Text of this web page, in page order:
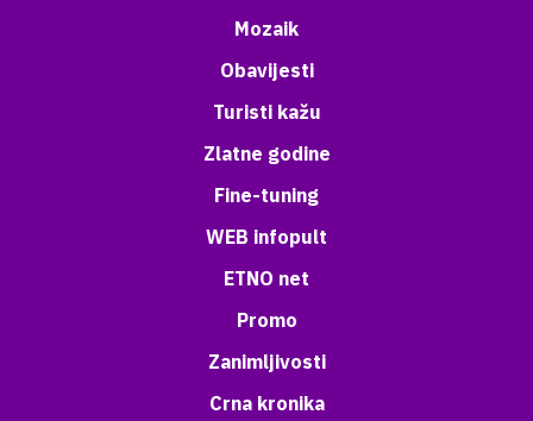
Mozaik
Obavijesti
Turisti kažu
Zlatne godine
Fine-tuning
WEB infopult
ETNO net
Promo
Zanimljivosti
Crna kronika